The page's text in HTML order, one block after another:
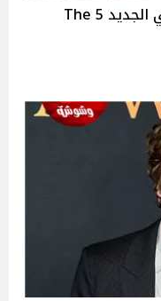
بدء التحضيرات للمسلسل العالمي الجديد 5 The